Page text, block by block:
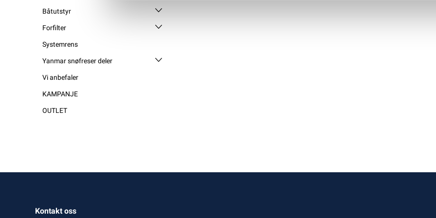
Båtutstyr
Forfilter
Systemrens
Yanmar snøfreser deler
Vi anbefaler
KAMPANJE
OUTLET
Kontakt oss